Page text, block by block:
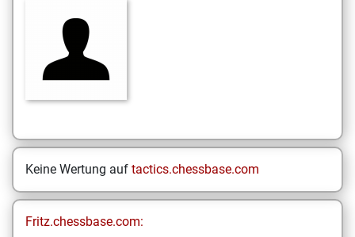
Keine Wertung auf tactics.chessbase.com
Fritz.chessbase.com: